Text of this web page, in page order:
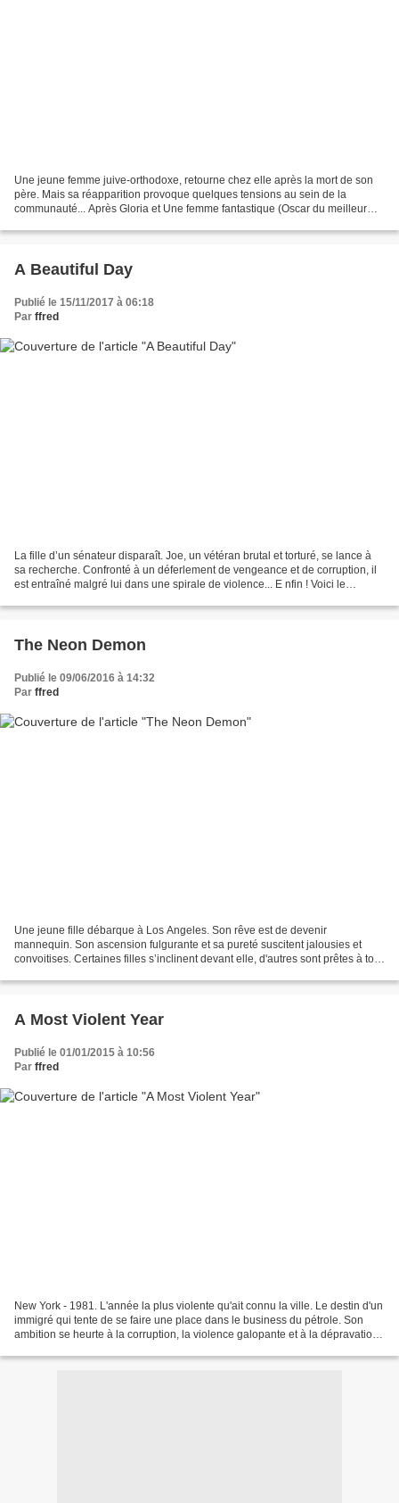
Une jeune femme juive-orthodoxe, retourne chez elle après la mort de son
père. Mais sa réapparition provoque quelques tensions au sein de la
communauté... Après Gloria et Une femme fantastique (Oscar du meilleur
A Beautiful Day
Publié le 15/11/2017 à 06:18
Par ffred
La fille d’un sénateur disparaît. Joe, un vétéran brutal et torturé, se lance à
sa recherche. Confronté à un déferlement de vengeance et de corruption, il
est entraîné malgré lui dans une spirale de violence... E nfin ! Voici le
The Neon Demon
Publié le 09/06/2016 à 14:32
Par ffred
Une jeune fille débarque à Los Angeles. Son rêve est de devenir
mannequin. Son ascension fulgurante et sa pureté suscitent jalousies et
convoitises. Certaines filles s’inclinent devant elle, d'autres sont prêtes à tout
A Most Violent Year
Publié le 01/01/2015 à 10:56
Par ffred
New York - 1981. L'année la plus violente qu'ait connu la ville. Le destin d'un
immigré qui tente de se faire une place dans le business du pétrole. Son
ambition se heurte à la corruption, la violence galopante et à la dépravation